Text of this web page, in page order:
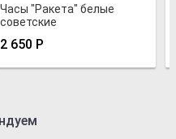
Часы "Ракета" белые
советские
2 650 Р